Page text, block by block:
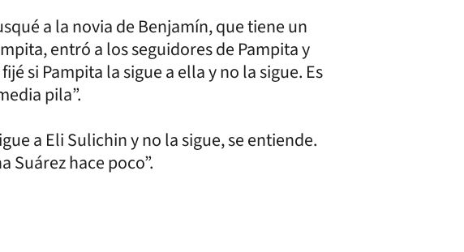
a la novia de Benjamín, que tiene un
entró a los seguidores de Pampita y
si Pampita la sigue a ella y no la sigue. Es
pila”.
a Eli Sulichin y no la sigue, se entiende.
Suárez hace poco”.